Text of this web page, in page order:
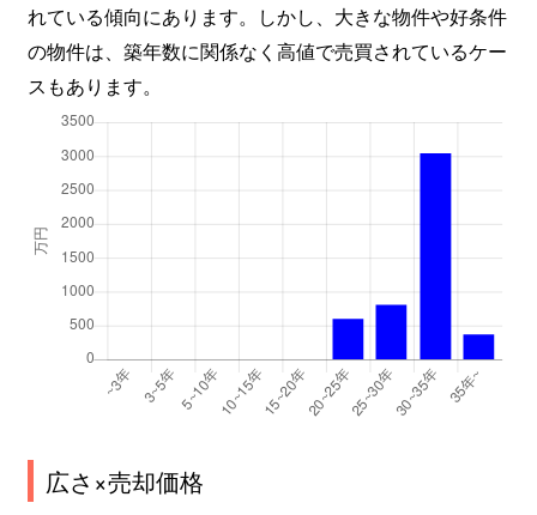
れている傾向にあります。しかし、大きな物件や好条件
の物件は、築年数に関係なく高値で売買されているケー
スもあります。
広さ×売却価格